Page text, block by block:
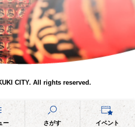
ー さがす イベント
CITY. All rights reserved.